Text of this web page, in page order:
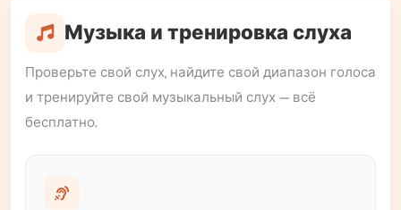
Музыка и тренировка слуха
Проверьте свой слух, найдите свой диапазон голоса
и тренируйте свой музыкальный слух — всё
бесплатно.